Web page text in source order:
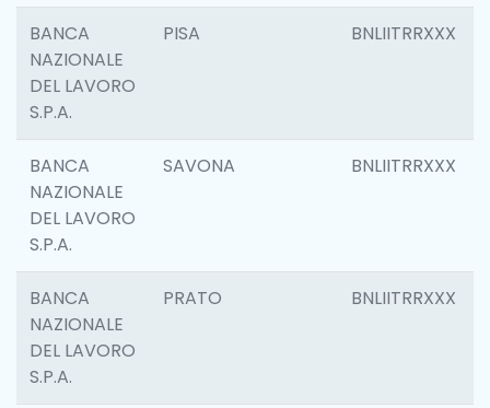
BANCA
NAZIONALE
DEL LAVORO
S.P.A.
PISA BNLIITRRXXX
BANCA
NAZIONALE
DEL LAVORO
S.P.A.
SAVONA BNLIITRRXXX
BANCA
NAZIONALE
DEL LAVORO
S.P.A.
PRATO BNLIITRRXXX